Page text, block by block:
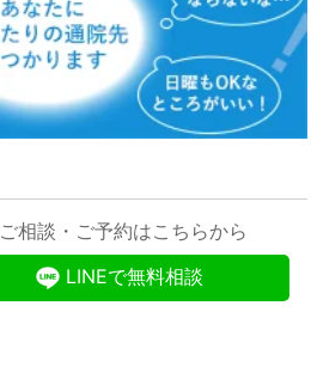
ご相談・ご予約はこちらから
LINEで無料相談